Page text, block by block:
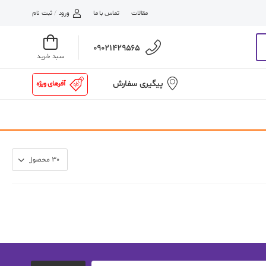
مقالات تماس با ما ورود / ثبت نام
09021429565
سبد خرید
پیگیری سفارش آفرهای ویژه